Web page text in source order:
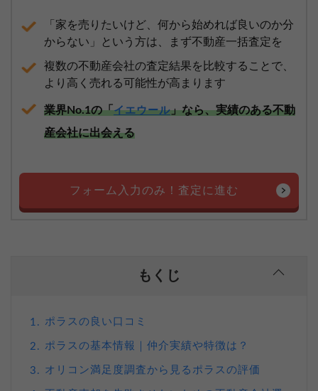
「家を売りたいけど、何から始めれば良いのか分
からない」という方は、まず不動産一括査定を
複数の不動産会社の査定結果を比較することで、
より高く売れる可能性が高まります
業界No.1の「イエウール」なら、実績のある不動
産会社に出会える
フォーム入力のみ！査定に進む
もくじ
1. ポラスの良い口コミ
2. ポラスの基本情報｜仲介実績や特徴は？
3. オリコン満足度調査から見るポラスの評価